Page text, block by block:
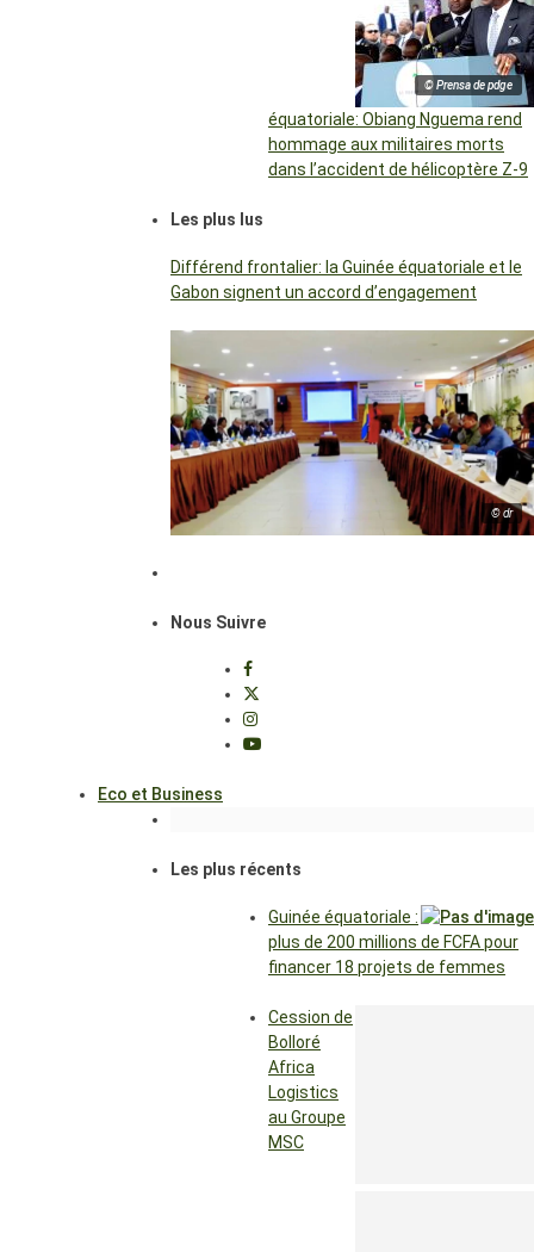
© Prensa de pdge
équatoriale: Obiang Nguema rend
hommage aux militaires morts
dans l’accident de hélicoptère Z-9
Les plus lus
Différend frontalier: la Guinée équatoriale et le
Gabon signent un accord d’engagement
© dr
Nous Suivre
Eco et Business
Les plus récents
Guinée équatoriale :
plus de 200 millions de FCFA pour
financer 18 projets de femmes
Cession de
Bolloré
Africa
Logistics
au Groupe
MSC